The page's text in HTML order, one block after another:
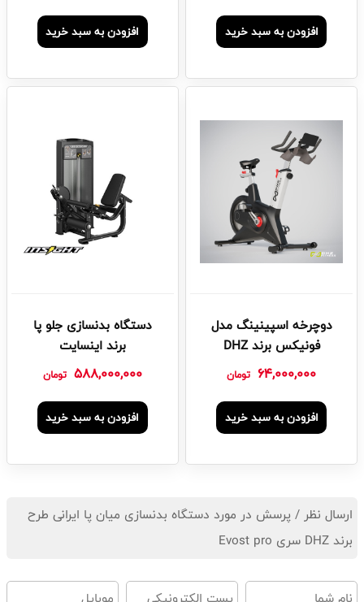
افزودن به سبد خرید افزودن به سبد خرید
دوچرخه اسپینینگ مدل
فونیکس برند DHZ
64,000,000 تومان
افزودن به سبد خرید
دستگاه بدنسازی جلو پا
برند اینسایت
588,000,000 تومان
افزودن به سبد خرید
ارسال نظر / پرسش در مورد دستگاه بدنسازی میان پا ایرانی طرح
برند DHZ سری Evost pro